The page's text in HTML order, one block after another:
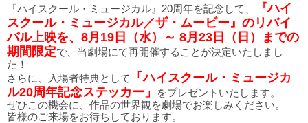
『ハイスクール・ミュージカル』20周年を記念して、
『ハイ
スクール・ミュージカル／ザ・ムービー』のリバイ
バル上映を、8月19日（水）～ 8月23日（日）までの
期間限定で、当劇場にて再開催することが決定いたしまし
た！
さらに、入場者特典として
「ハイスクール・ミュージカ
ル20周年記念ステッカー」
をプレゼントいたします。
ぜひこの機会に、作品の世界観を劇場でお楽しみください。
皆様のご来場をお待ちしております。